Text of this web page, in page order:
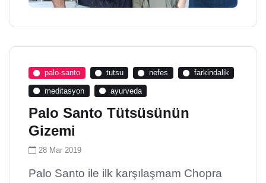
palo-santo tutsu nefes farkindalik
meditasyon ayurveda
Palo Santo Tütsüsünün
Gizemi
28 Mar 2019
Palo Santo ile ilk karşılaşmam Chopra